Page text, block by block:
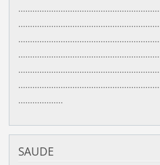
...................
SAUDE